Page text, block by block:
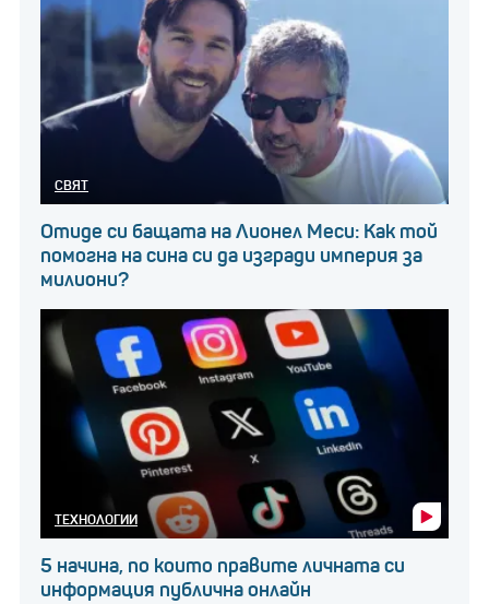
„Съвсем спонтанно в началото се включихме в един
пост във Facebook с молба за помощ. Отидохме,
дарихме храна и изключително много ни хареса
усещането. Докато всички бяхме сковани от
страх в началото на локдауна ние отидохме и
дарихме храна и ни стана хубаво. Стани ни
благодарно и от там започнахме да го правим всяка
седмица“, казва Биляна.
СВЯТ
Отиде си бащата на Лионел Меси: Как той
помогна на сина си да изгради империя за
милиони?
ТЕХНОЛОГИИ
5 начина, по които правите личната си
информация публична онлайн